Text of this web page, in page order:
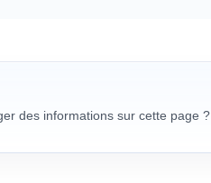
des informations sur cette page ?